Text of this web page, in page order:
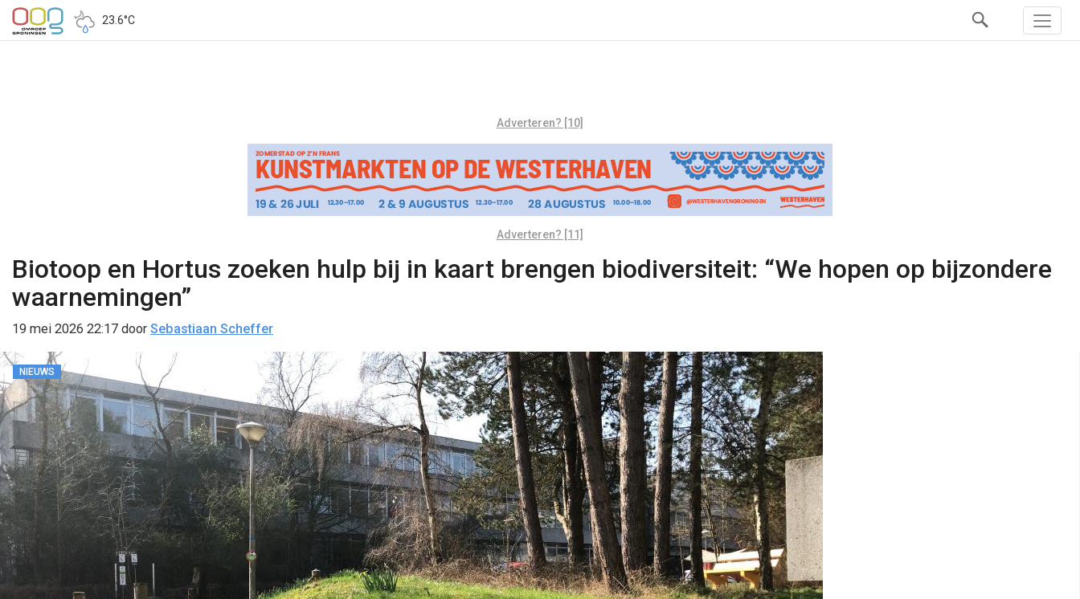
23.6°C
Adverteren? [10]
Adverteren? [11]
Biotoop en Hortus zoeken hulp bij in kaart brengen biodiversiteit: “We hopen op bijzondere
waarnemingen”
19 mei 2026 22:17 door Sebastiaan Scheffer
NIEUWS